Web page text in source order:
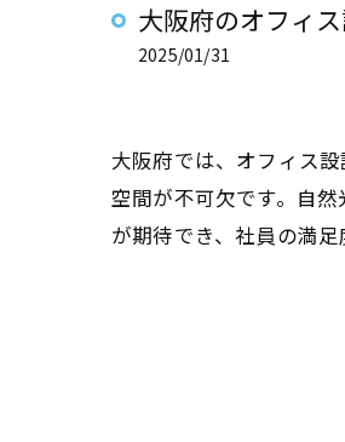
大阪府のオフィ
2025/01/31
大阪府では、オフィス
空間が不可欠です。自
が期待でき、社員の満